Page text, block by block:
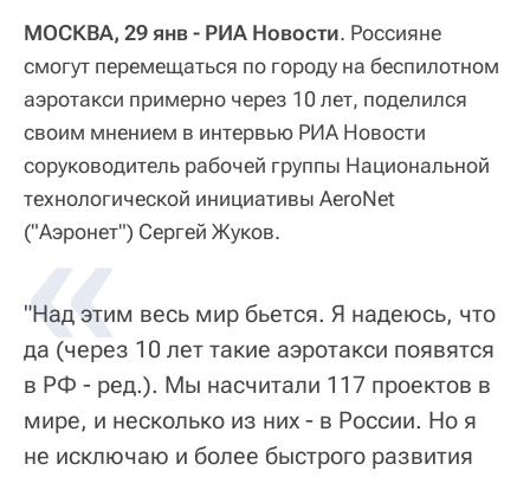
МОСКВА, 29 янв - РИА Новости. Россияне
смогут перемещаться по городу на беспилотном
аэротакси примерно через 10 лет, поделился
своим мнением в интервью РИА Новости
соруководитель рабочей группы Национальной
технологической инициативы AeroNet
("Аэронет") Сергей Жуков.
«
"Над этим весь мир бьется. Я надеюсь, что
да (через 10 лет такие аэротакси появятся
в РФ - ред.). Мы насчитали 117 проектов в
мире, и несколько из них - в России. Но я
не исключаю и более быстрого развития